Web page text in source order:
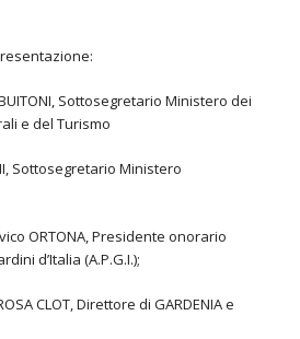
Sottosegretario Ministero dei
e del Turismo
Ministero
ORTONA, Presidente onorario
d’Italia (A.P.G.I.);
CLOT, Direttore di GARDENIA e